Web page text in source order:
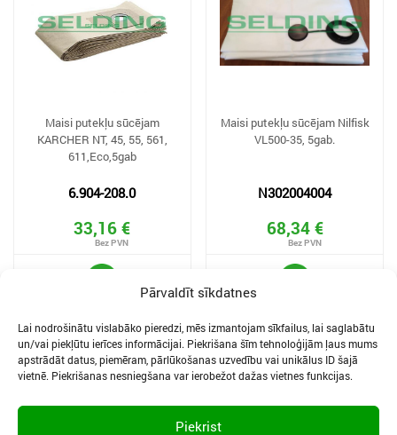
Pārvaldīt sīkdatnes
Lai nodrošinātu vislabāko pieredzi, mēs izmantojam sīkfailus, lai saglabātu
un/vai piekļūtu ierīces informācijai. Piekrišana šīm tehnoloģijām ļaus mums
apstrādāt datus, piemēram, pārlūkošanas uzvedību vai unikālus ID šajā
vietnē. Piekrišanas nesniegšana var ierobežot dažas vietnes funkcijas.
Piekrist
Maisi putekļu sūcējam
KARCHER NT, 45, 55, 561,
611,Eco,5gab
6.904-208.0
33,16 €
Maisi putekļu sūcējam Nilfisk
VL500-35, 5gab.
N302004004
68,34 €
LIETOŠANAS NOTEIKUMI